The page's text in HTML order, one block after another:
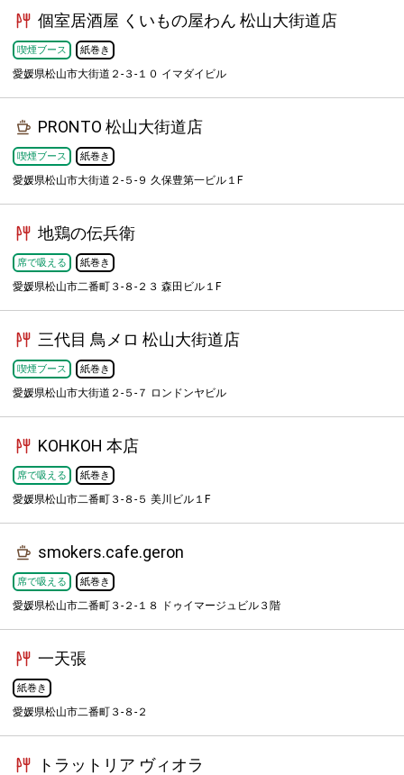
個室居酒屋 くいもの屋わん 松山大街道店
喫煙ブース 紙巻き
愛媛県松山市大街道２-３-１０ イマダイビル
PRONTO 松山大街道店
喫煙ブース 紙巻き
愛媛県松山市大街道２-５-９ 久保豊第一ビル１F
地鶏の伝兵衛
席で吸える 紙巻き
愛媛県松山市二番町３-８-２３ 森田ビル１F
三代目 鳥メロ 松山大街道店
喫煙ブース 紙巻き
愛媛県松山市大街道２-５-７ ロンドンヤビル
KOHKOH 本店
席で吸える 紙巻き
愛媛県松山市二番町３-８-５ 美川ビル１F
smokers.cafe.geron
席で吸える 紙巻き
愛媛県松山市二番町３-２-１８ ドゥイマージュビル３階
一天張
紙巻き
愛媛県松山市二番町３-８-２
トラットリア ヴィオラ